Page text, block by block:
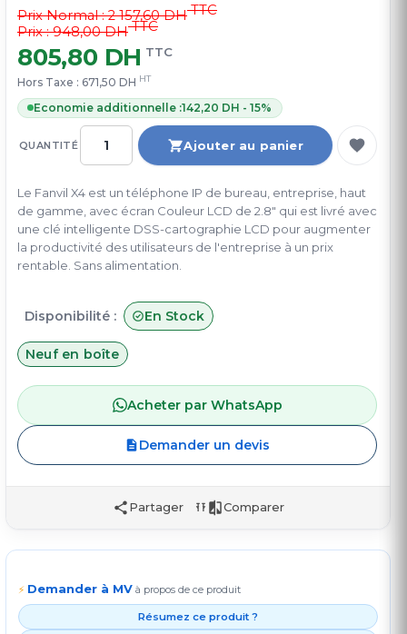
QUANTITÉ Ajouter au panier
Prix Normal :2 157,60 DHTTC
Prix : 948,00 DHTTC
805,80 DH TTC
Hors Taxe : 671,50 DH HT
Economie additionnelle :142,20 DH - 15%
Le Fanvil X4 est un téléphone IP de bureau, entreprise, haut
de gamme, avec écran Couleur LCD de 2.8" qui est livré avec
une clé intelligente DSS-cartographie LCD pour augmenter
la productivité des utilisateurs de l'entreprise à un prix
rentable. Sans alimentation.
Disponibilité : En Stock
Neuf en boîte
Acheter par WhatsApp
Demander un devis
Partager Comparer
⚡ Demander à MV à propos de ce produit
Résumez ce produit ?